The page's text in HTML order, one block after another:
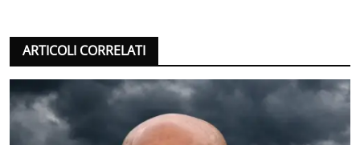
ARTICOLI CORRELATI